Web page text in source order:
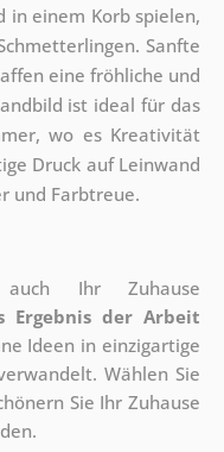
in einem Korb spielen,
Sanfte
eine fröhliche und
ist ideal für das
wo es Kreativität
Druck auf Leinwand
und Farbtreue.
auch Ihr Zuhause
Ergebnis der Arbeit
Ideen in einzigartige
Wählen Sie
Sie Ihr Zuhause